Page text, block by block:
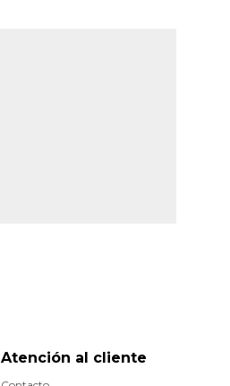
Atención al cliente